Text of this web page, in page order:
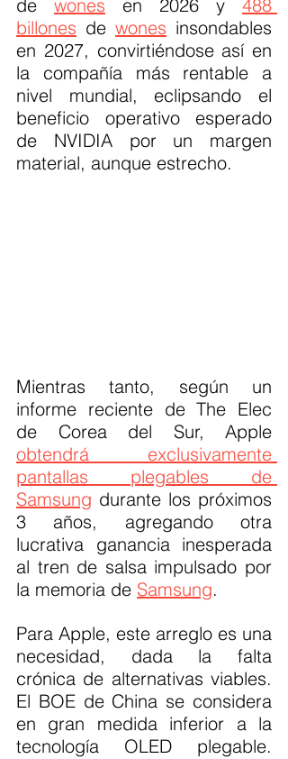
de wones en 2026 y 488
billones de wones insondables
en 2027, convirtiéndose así en
la compañía más rentable a
nivel mundial, eclipsando el
beneficio operativo esperado
de NVIDIA por un margen
material, aunque estrecho.
Mientras tanto, según un
informe reciente de The Elec
obtendrá exclusivamente
pantallas plegables de
Samsung durante los próximos
3 años, agregando otra
lucrativa ganancia inesperada
al tren de salsa impulsado por
la memoria de Samsung.
Para Apple, este arreglo es una
necesidad, dada la falta
crónica de alternativas viables.
El BOE de China se considera
en gran medida inferior a la
tecnología OLED plegable.